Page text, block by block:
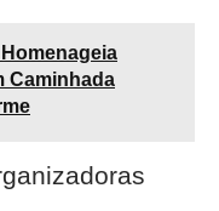
Caminhada